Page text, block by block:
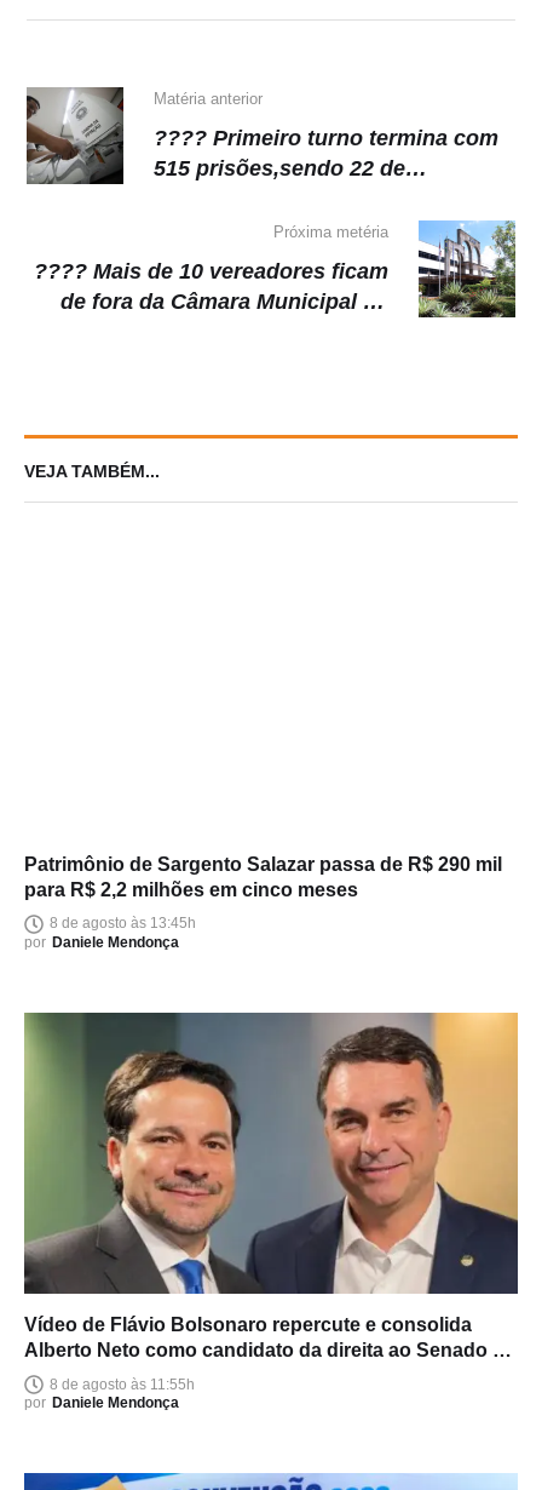
p
o
k
m n
Matéria anterior
???? Primeiro turno termina com
515 prisões,sendo 22 de
Próxima metéria
???? Mais de 10 vereadores ficam
de fora da Câmara Municipal de
VEJA TAMBÉM...
Patrimônio de Sargento Salazar passa de R$ 290 mil
para R$ 2,2 milhões em cinco meses
8 de agosto às 13:45h
por Daniele Mendonça
Vídeo de Flávio Bolsonaro repercute e consolida
Alberto Neto como candidato da direita ao Senado no
Amazonas
8 de agosto às 11:55h
por Daniele Mendonça